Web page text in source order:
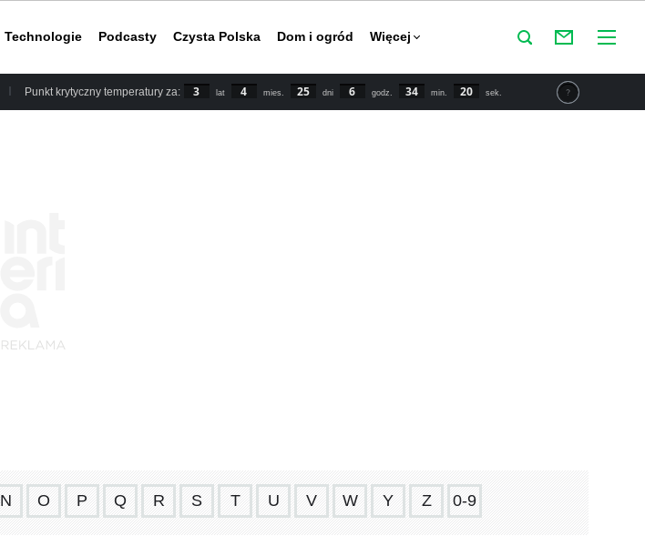
Technologie Podcasty Czysta Polska Dom i ogród Więcej
Punkt krytyczny temperatury za: 3 lat 4 mies. 25 dni 6 godz. 34 min. 19 sek.
N O P Q R S T U V W Y Z 0-9